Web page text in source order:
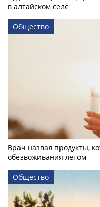
в алтайском селе
Общество
Врач назвал продукты,
обезвоживания летом
Общество